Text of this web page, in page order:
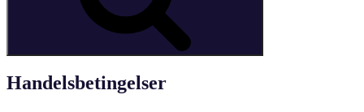
Handelsbetingelser